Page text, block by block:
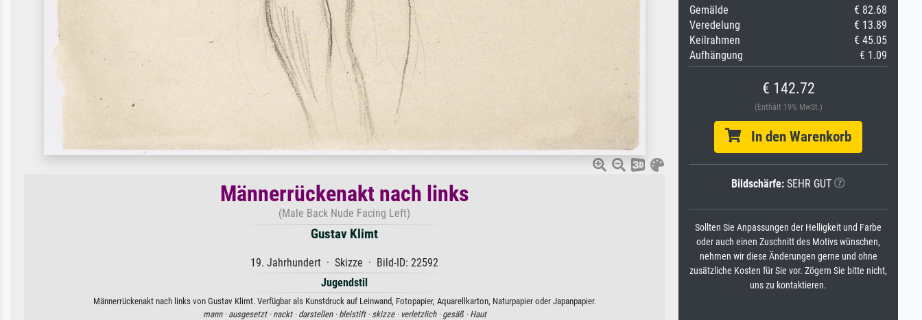
Männerrückenakt nach links
(Male Back Nude Facing Left)
Gustav Klimt
19. Jahrhundert · Skizze · Bild-ID: 22592
Jugendstil
Männerrückenakt nach links von Gustav Klimt. Verfügbar als Kunstdruck auf Leinwand, Fotopapier, Aquarellkarton, Naturpapier oder Japanpapier.
mann · ausgesetzt · nackt · darstellen · bleistift · skizze · verletzlich · gesäß · Haut
Gemälde
€ 82.68
Veredelung
€ 13.89
Keilrahmen
€ 45.05
Aufhängung
€ 1.09
€ 142.72
(Enthält 19% MwSt.)
In den Warenkorb
Bildschärfe: SEHR GUT
Sollten Sie Anpassungen der Helligkeit und Farbe
oder auch einen Zuschnitt des Motivs wünschen,
nehmen wir diese Änderungen gerne und ohne
zusätzliche Kosten für Sie vor. Zögern Sie bitte nicht,
uns zu kontaktieren.